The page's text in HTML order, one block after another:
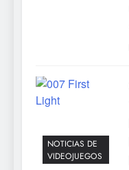
NOTICIAS DE
VIDEOJUEGOS